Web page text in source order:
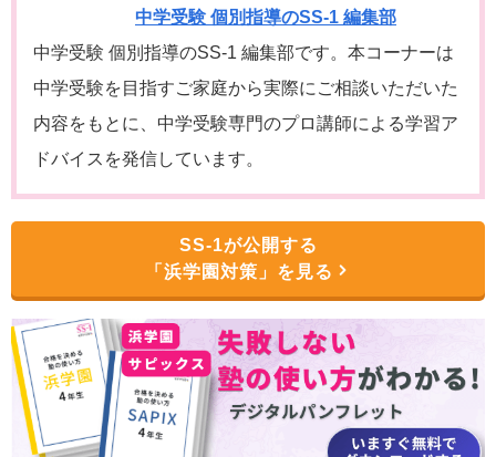
中学受験 個別指導のSS-1 編集部
中学受験 個別指導のSS-1 編集部です。本コーナーは
中学受験を目指すご家庭から実際にご相談いただいた
内容をもとに、中学受験専門のプロ講師による学習ア
ドバイスを発信しています。
SS-1が公開する
「浜学園対策」を見る